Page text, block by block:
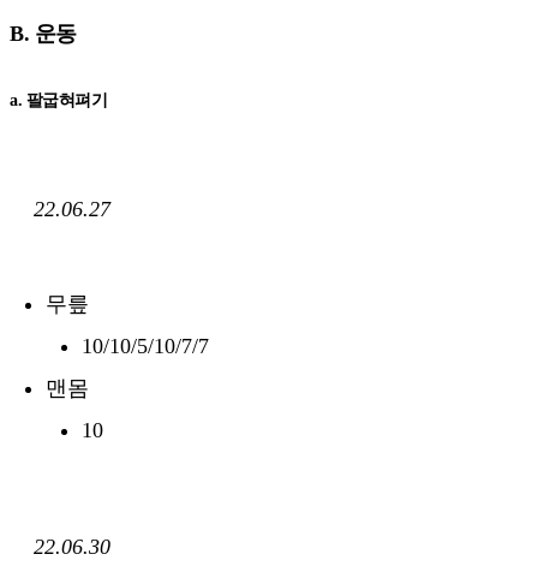
B. 운동
a. 팔굽혀펴기
22.06.27
무릎
10/10/5/10/7/7
맨몸
10
22.06.30